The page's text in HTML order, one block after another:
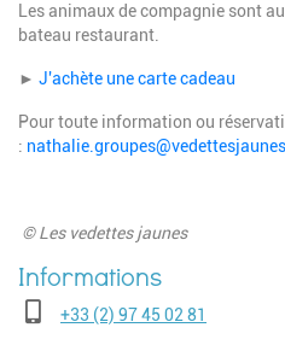
Les animaux de compagnie sont
bateau restaurant.
► J'achète une carte cadeau
Pour toute information ou
:
© Les vedettes jaunes
Téléphone+33 (2) 97 45 02 81